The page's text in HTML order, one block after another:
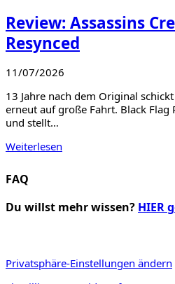
Review: Assassins
Resynced
11/07/2026
13 Jahre nach dem Original
erneut auf große Fahrt. Black Flag
und stellt…
Weiterlesen
FAQ
Du willst mehr wissen? HIER
Privatsphäre-Einstellungen ändern